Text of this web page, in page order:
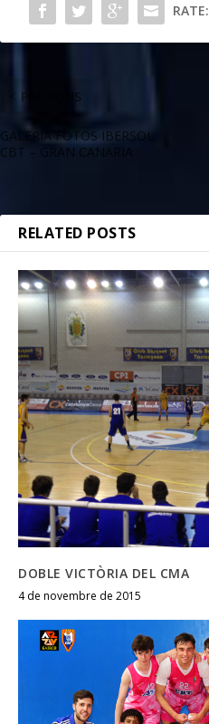
RATE:
PREVIOUS
GALERIA FOTOS IBERSOL
CBT – GRAN CANARIA
RELATED POSTS
DOBLE VICTÒRIA DEL CMA
4 de novembre de 2015